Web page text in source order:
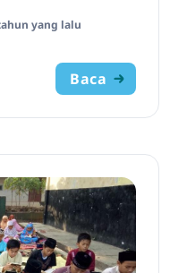
yang lalu
Baca